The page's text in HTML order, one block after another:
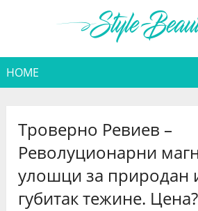
HOME
Троверно Ревиев –
Револуционарни
улошци за природан
губитак тежине. Цена?